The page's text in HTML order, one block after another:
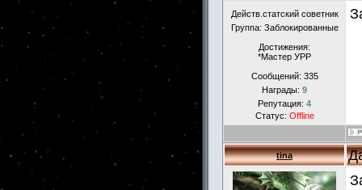
Действ.статский советник
Группа: Заблокированные
Достижения:
*Мастер УРР
Сообщений: 335
Награды: 9
Репутация: 4
Статус: Offline
tina